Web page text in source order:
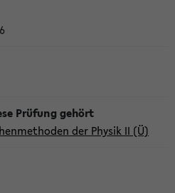
der Physik II (Ü)